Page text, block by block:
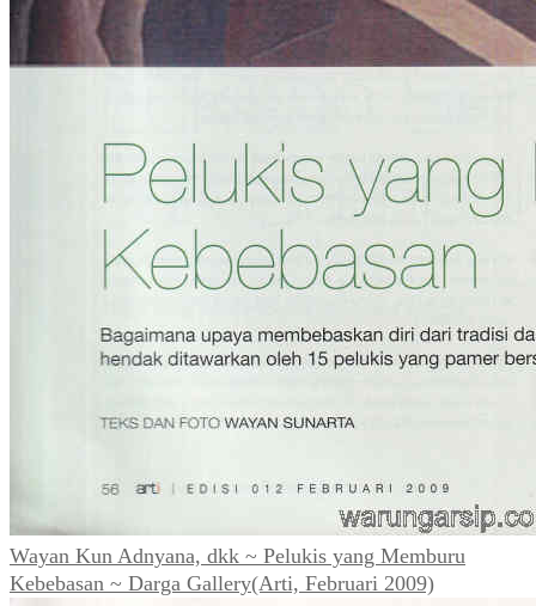
Wayan Kun Adnyana, dkk ~ Pelukis yang Memburu
Kebebasan ~ Darga Gallery(Arti, Februari 2009)